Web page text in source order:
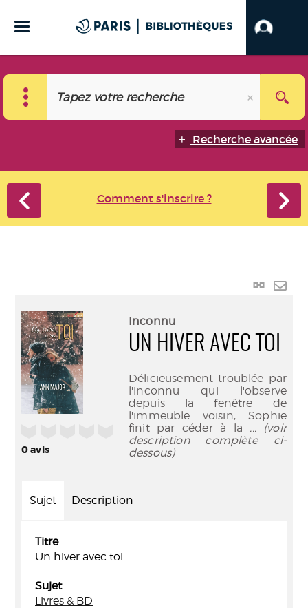
Recherche avancée
Comment s'inscrire ?
Lien
0avis
Inconnu
UN HIVER AVEC TOI
Délicieusement troublée par
l'inconnu qui l'observe
depuis la fenêtre de
l'immeuble voisin, Sophie
finit par céder à la ... (voir
description complète ci-
dessous)
Sujet Description
Titre
Un hiver avec toi
Sujet
Livres & BD